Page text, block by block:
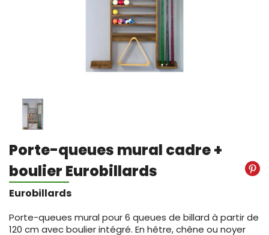
Porte-queues mural cadre +
boulier Eurobillards
Eurobillards
Porte-queues mural pour 6 queues de billard à partir de
120 cm avec boulier intégré. En hêtre, chêne ou noyer